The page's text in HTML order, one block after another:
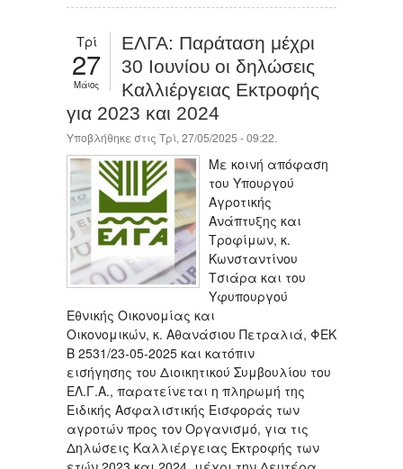
Τρί
27
Μάιος
ΕΛΓΑ: Παράταση μέχρι
30 Ιουνίου οι δηλώσεις
Καλλιέργειας Εκτροφής
για 2023 και 2024
Υποβλήθηκε στις Τρί, 27/05/2025 - 09:22.
Με κοινή απόφαση
του Υπουργού
Αγροτικής
Ανάπτυξης και
Τροφίμων, κ.
Κωνσταντίνου
Τσιάρα και του
Υφυπουργού
Εθνικής Οικονομίας και
Οικονομικών, κ. Αθανάσιου Πετραλιά, ΦΕΚ
Β 2531/23-05-2025 και κατόπιν
εισήγησης του Διοικητικού Συμβουλίου του
ΕΛ.Γ.Α., παρατείνεται η πληρωμή της
Ειδικής Ασφαλιστικής Εισφοράς των
αγροτών προς τον Οργανισμό, για τις
Δηλώσεις Καλλιέργειας Εκτροφής των